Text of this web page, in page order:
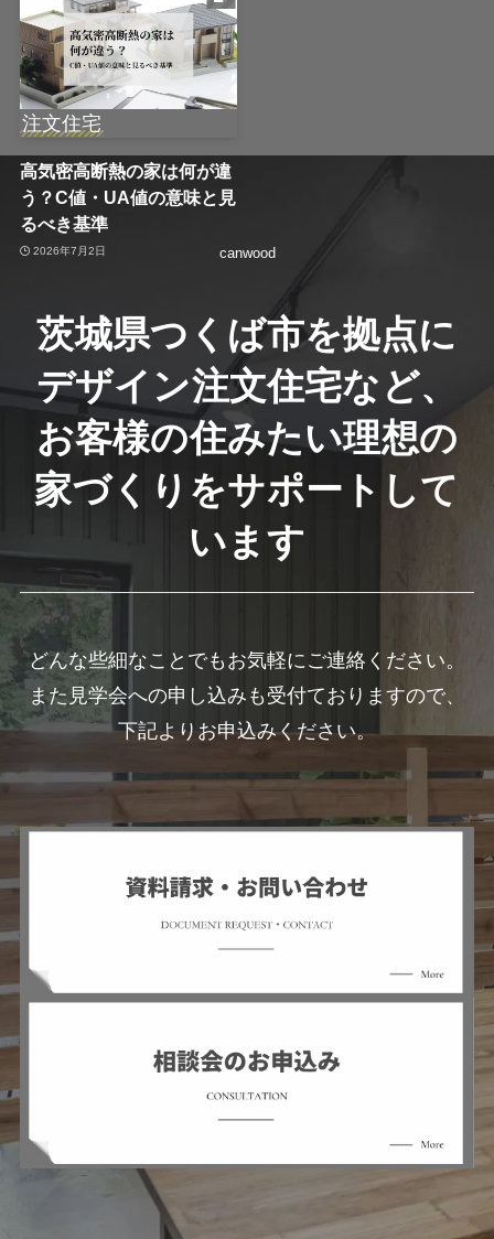
注文住宅
高気密高断熱の家は何が違
う？C値・UA値の意味と見
るべき基準
2026年7月2日 canwood
茨城県つくば市を拠点に
デザイン注文住宅など、
お客様の住みたい理想の
家づくりをサポートして
います
どんな些細なことでもお気軽にご連絡ください。
また見学会への申し込みも受付ておりますので、
下記よりお申込みください。